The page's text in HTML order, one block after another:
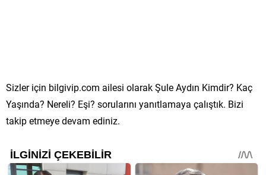
Sizler için bilgivip.com ailesi olarak Şule Aydın Kimdir? Kaç
Yaşında? Nereli? Eşi? sorularını yanıtlamaya çalıştık. Bizi
takip etmeye devam ediniz.